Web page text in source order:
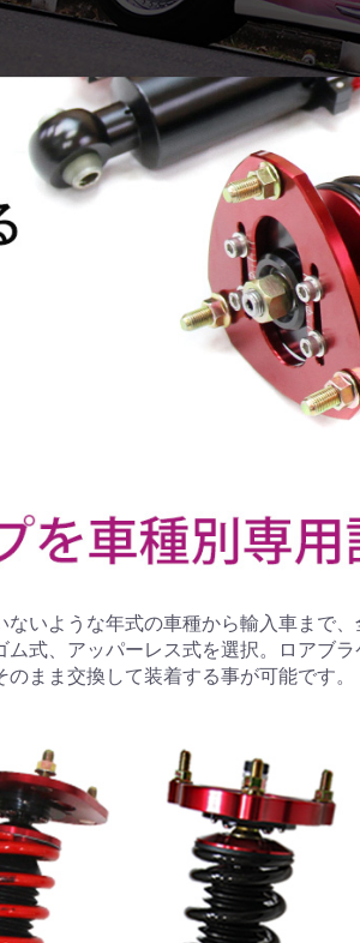
いような年式の車種から輸入車まで
式、アッパーレス式を選択。ロアブ
まま交換して装着する事が可能です。